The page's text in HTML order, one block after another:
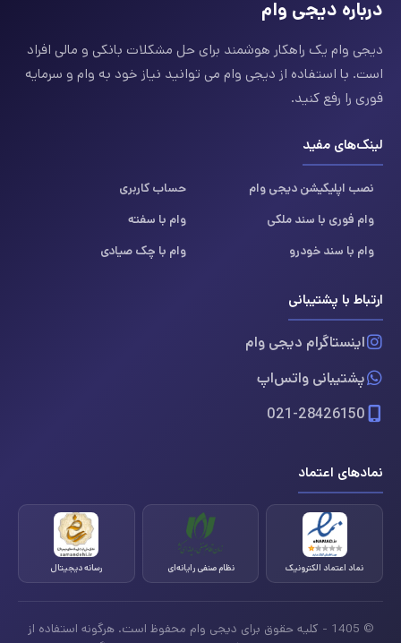
درباره دیجی وام
دیجی وام یک راهکار هوشمند برای حل مشکلات بانکی و مالی افراد
است. با استفاده از دیجی وام می توانید نیاز خود به وام و سرمایه
فوری را رفع کنید.
لینک‌های مفید
نصب اپلیکیشن دیجی وام
حساب کاربری
وام فوری با سند ملکی
وام با سفته
وام با سند خودرو
وام با چک صیادی
ارتباط با پشتیبانی
اینستاگرام دیجی وام
پشتیبانی واتس‌اپ
021-28426150
نمادهای اعتماد
نماد اعتماد الکترونیک نظام صنفی رایانه‌ای رسانه دیجیتال
© 1405 - کلیه حقوق برای دیجی وام محفوظ است. هرگونه استفاده از